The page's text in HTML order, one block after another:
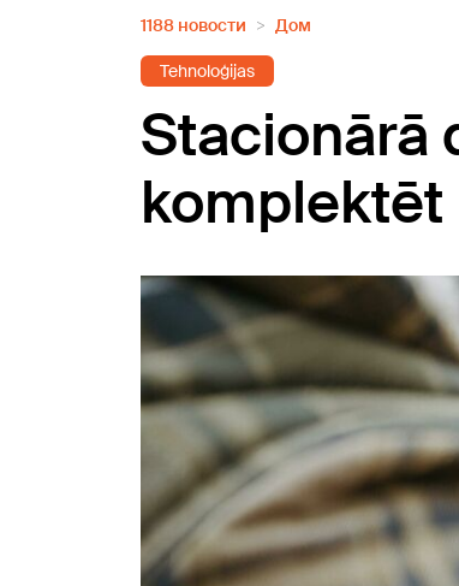
1188 новости Дом
Tehnoloģijas
Stacionārā
komplektēt